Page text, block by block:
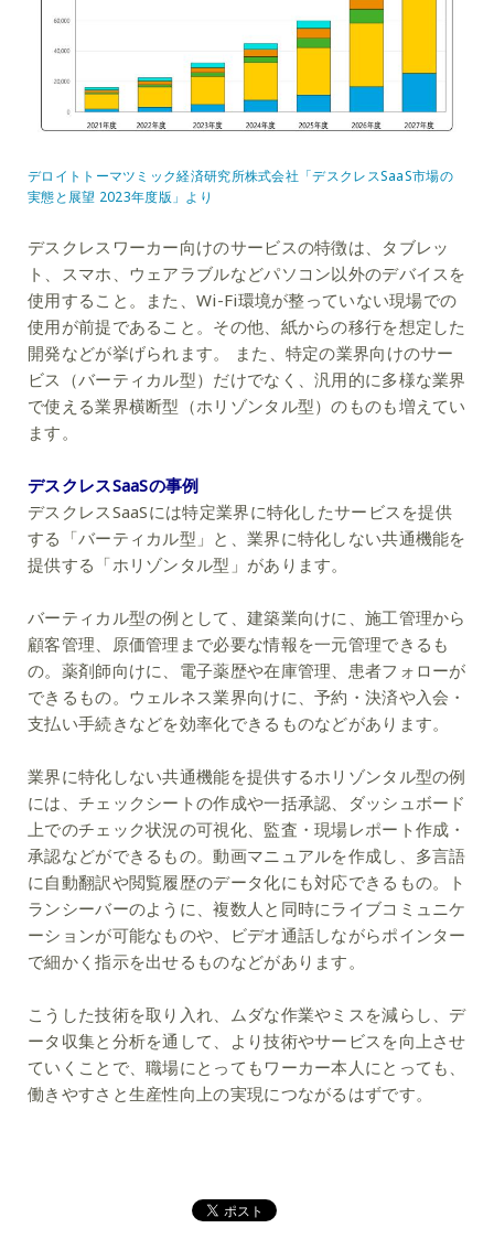
デロイトトーマツミック経済研究所株式会社「デスクレスSaaS市場の
実態と展望 2023年度版」より
デスクレスワーカー向けのサービスの特徴は、タブレッ
ト、スマホ、ウェアラブルなどパソコン以外のデバイスを
使用すること。また、Wi-Fi環境が整っていない現場での
使用が前提であること。その他、紙からの移行を想定した
開発などが挙げられます。 また、特定の業界向けのサー
ビス（バーティカル型）だけでなく、汎用的に多様な業界
で使える業界横断型（ホリゾンタル型）のものも増えてい
ます。
デスクレスSaaSの事例
デスクレスSaaSには特定業界に特化したサービスを提供
する「バーティカル型」と、業界に特化しない共通機能を
提供する「ホリゾンタル型」があります。
バーティカル型の例として、建築業向けに、施工管理から
顧客管理、原価管理まで必要な情報を一元管理できるも
の。薬剤師向けに、電子薬歴や在庫管理、患者フォローが
できるもの。ウェルネス業界向けに、予約・決済や入会・
支払い手続きなどを効率化できるものなどがあります。
業界に特化しない共通機能を提供するホリゾンタル型の例
には、チェックシートの作成や一括承認、ダッシュボード
上でのチェック状況の可視化、監査・現場レポート作成・
承認などができるもの。動画マニュアルを作成し、多言語
に自動翻訳や閲覧履歴のデータ化にも対応できるもの。ト
ランシーバーのように、複数人と同時にライブコミュニケ
ーションが可能なものや、ビデオ通話しながらポインター
で細かく指示を出せるものなどがあります。
こうした技術を取り入れ、ムダな作業やミスを減らし、デ
ータ収集と分析を通して、より技術やサービスを向上させ
ていくことで、職場にとってもワーカー本人にとっても、
働きやすさと生産性向上の実現につながるはずです。